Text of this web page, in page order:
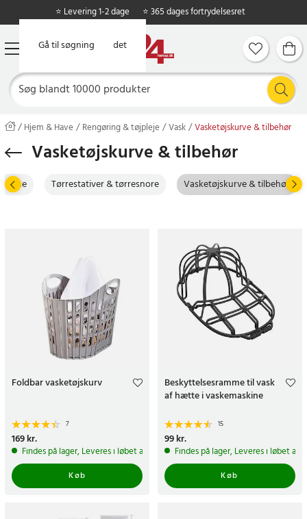
Gå til hovedindholdet
Gå til søgning
⭐ Levering 1-2 dage ⭐ 365 dages fortrydelsesret
Hjem & Have Rengøring & tøjpleje Vask Vasketøjskurve & tilbehør
Vasketøjskurve & tilbehør
Tørrestativer & tørresnore Vasketøjskurve & tilbehør
Foldbar vasketøjskurv
7
Pris:169 kr.
169 kr.
Findes på lager, Leveres i løbet af 1-2 hverdage
Køb
Beskyttelsesramme til vask
af hætte i vaskemaskine
15
Pris:99 kr.
99 kr.
Findes på lager, Leveres i løbet af
Køb